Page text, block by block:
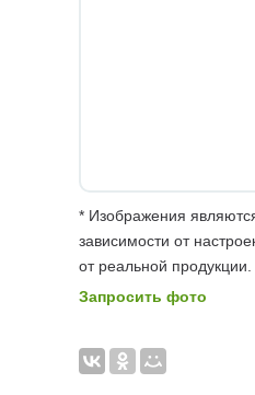
* Изображения
зависимости от
от реальной продукции.
Запросить фото